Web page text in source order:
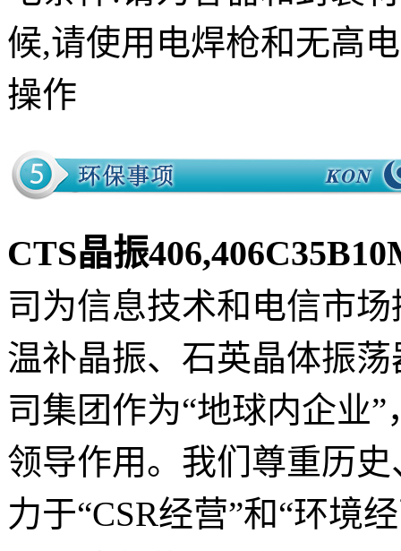
候,请使用电焊枪和无高
操作
CTS晶振
司为信息技术和电信市
温补晶振、石英晶体振
司集团作为“地球内企业
领导作用。我们尊重历
力于“CSR经营”和“环境